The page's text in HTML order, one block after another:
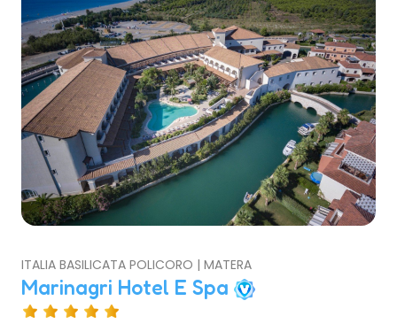
ITALIA BASILICATA POLICORO | MATERA
Marinagri Hotel E Spa